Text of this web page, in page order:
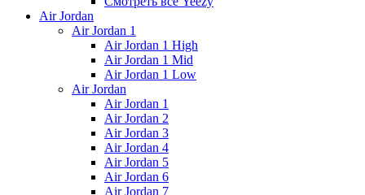
Air Jordan
Air Jordan 1
Air Jordan 1 High
Air Jordan 1 Mid
Air Jordan 1 Low
Air Jordan
Air Jordan 1
Air Jordan 2
Air Jordan 3
Air Jordan 4
Air Jordan 5
Air Jordan 6
Air Jordan 7